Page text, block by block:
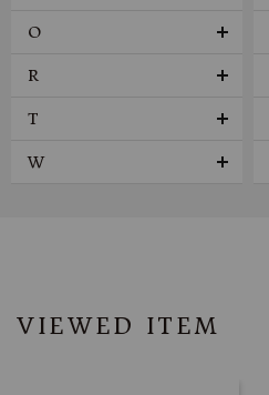
O
R
T
W
VIEWED ITEM